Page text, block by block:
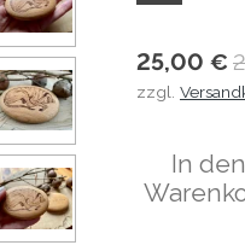
25,00 €
zzgl.
In den